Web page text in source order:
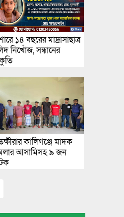
১৪ বছরের মাদ্রাসাছাত্র
নিখোঁজ, সন্ধানের
কালিগঞ্জে মাদক
আসামিসহ ৯ জন